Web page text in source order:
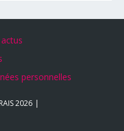
personnelles
2026